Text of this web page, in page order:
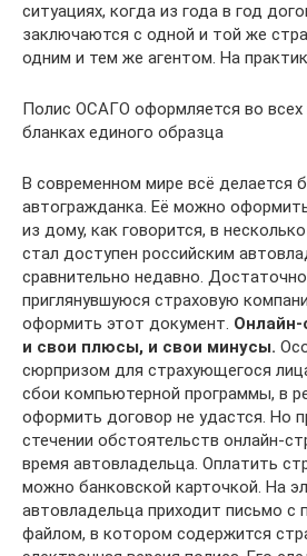
ситуациях, когда из года в год
заключаются с одной и той же
одним и тем же агентом. На
Полис ОСАГО оформляется во всех
бланках единого образца
В современном мире всё делается
автогражданка. Её можно
из дому, как говорится, в
стал доступен российским
сравнительно недавно.
приглянувшуюся страховую
оформить этот документ. Онлайн-
и свои плюсы, и свои минусы.
сюрпризом для страхующегося
сбои компьютерной программы, в
оформить договор не удастся. Но
стечении обстоятельств онлайн-
время автовладельца. Оплатить
можно банковской карточкой. На
автовладельца приходит письмо с
файлом, в котором содержится